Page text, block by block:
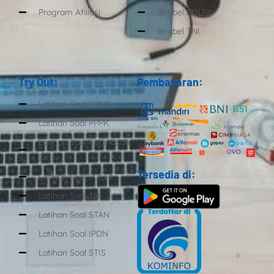
Program Afiliasi
Bimbel POLRI
Bimbel TNI
Try Out:
Latihan Soal CPNS
Latihan Soal PPPK
Latihan Soal Kedinasan
SKD
Latihan Soal POLRI
Latihan Soal TNI
Latihan Soal STAN
Latihan Soal IPDN
Latihan Soal STIS
Pembayaran:
Tersedia di: